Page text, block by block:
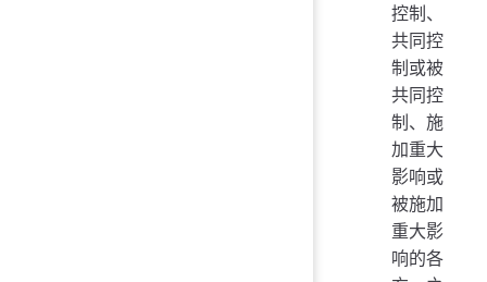
控制、
共同控
制或被
共同控
制、施
加重大
影响或
被施加
重大影
响的各